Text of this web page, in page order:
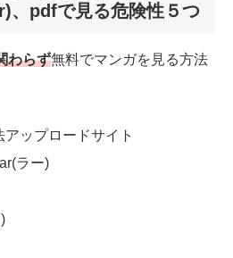
、pdfで見る危険性５つ
わらず無料でマンガを見る方法
ップロードサイト
ラー)